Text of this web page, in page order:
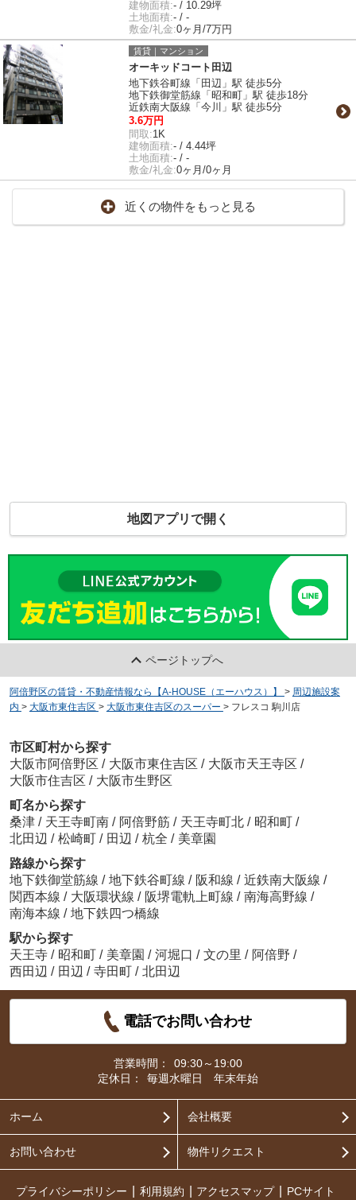
建物面積:- / 10.29坪
土地面積:- / -
敷金/礼金:0ヶ月/7万円
賃貸｜マンション
オーキッドコート田辺
地下鉄谷町線「田辺」駅 徒歩5分
地下鉄御堂筋線「昭和町」駅 徒歩18分
近鉄南大阪線「今川」駅 徒歩5分
3.6万円
間取:1K
建物面積:- / 4.44坪
土地面積:- / -
敷金/礼金:0ヶ月/0ヶ月
近くの物件をもっと見る
地図アプリで開く
ページトップへ
阿倍野区の賃貸・不動産情報なら【A-HOUSE（エーハウス）】 > 周辺施設案
内 > 大阪市東住吉区 > 大阪市東住吉区のスーパー > フレスコ 駒川店
市区町村から探す
大阪市阿倍野区 / 大阪市東住吉区 / 大阪市天王寺区 /
大阪市住吉区 / 大阪市生野区
町名から探す
桑津 / 天王寺町南 / 阿倍野筋 / 天王寺町北 / 昭和町 /
北田辺 / 松崎町 / 田辺 / 杭全 / 美章園
路線から探す
地下鉄御堂筋線 / 地下鉄谷町線 / 阪和線 / 近鉄南大阪線 /
関西本線 / 大阪環状線 / 阪堺電軌上町線 / 南海高野線 /
南海本線 / 地下鉄四つ橋線
駅から探す
天王寺 / 昭和町 / 美章園 / 河堀口 / 文の里 / 阿倍野 /
西田辺 / 田辺 / 寺田町 / 北田辺
電話でお問い合わせ
営業時間：
09:30～19:00
定休日：
毎週水曜日 年末年始
ホーム 会社概要
お問い合わせ 物件リクエスト
プライバシーポリシー 利用規約 アクセスマップ PCサイト